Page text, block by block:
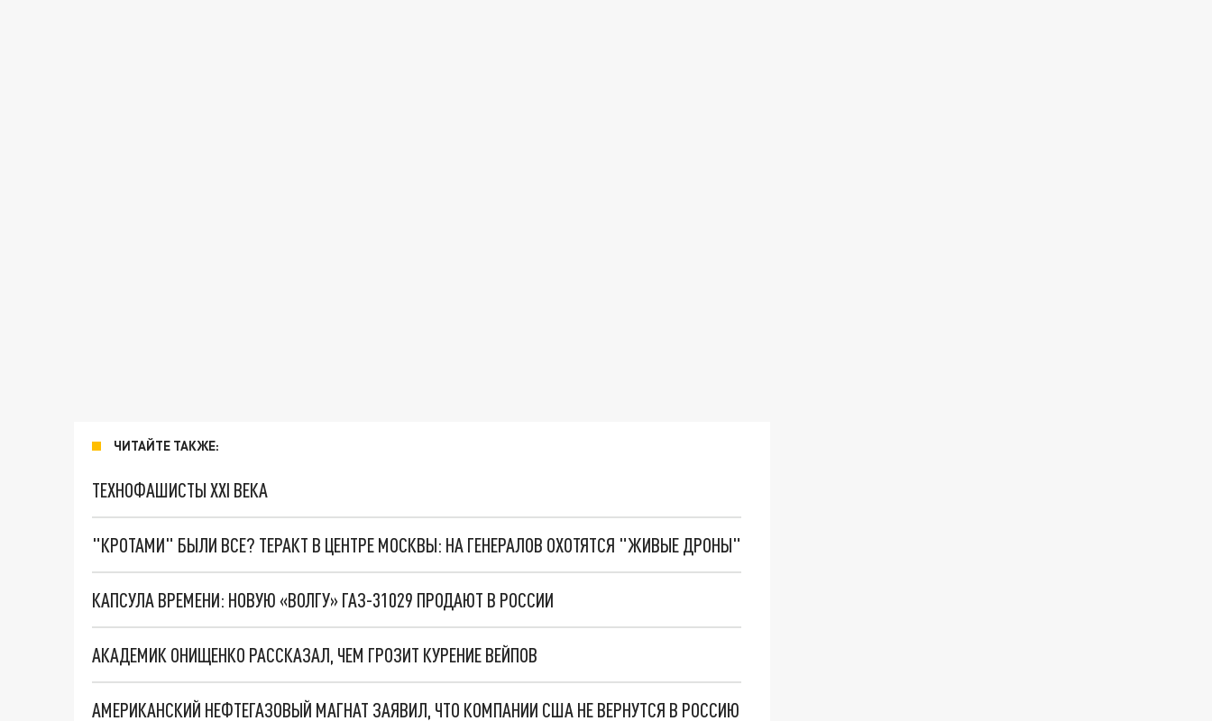
ЧИТАЙТЕ ТАКЖЕ:
ТЕХНОФАШИСТЫ XXI ВЕКА
"КРОТАМИ" БЫЛИ ВСЕ? ТЕРАКТ В ЦЕНТРЕ МОСКВЫ: НА ГЕНЕРАЛОВ ОХОТЯТСЯ "ЖИВЫЕ ДРОНЫ"
КАПСУЛА ВРЕМЕНИ: НОВУЮ «ВОЛГУ» ГАЗ-31029 ПРОДАЮТ В РОССИИ
АКАДЕМИК ОНИЩЕНКО РАССКАЗАЛ, ЧЕМ ГРОЗИТ КУРЕНИЕ ВЕЙПОВ
АМЕРИКАНСКИЙ НЕФТЕГАЗОВЫЙ МАГНАТ ЗАЯВИЛ, ЧТО КОМПАНИИ США НЕ ВЕРНУТСЯ В РОССИЮ